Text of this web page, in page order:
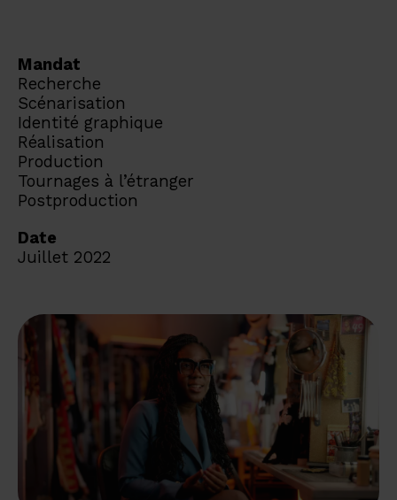
Mandat
Recherche
Scénarisation
Identité graphique
Réalisation
Production
Tournages à l’étranger
Postproduction
Date
Juillet 2022